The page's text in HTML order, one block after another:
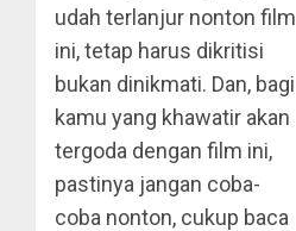
udah terlanjur nonton film
ini, tetap harus dikritisi
bukan dinikmati. Dan, bagi
kamu yang khawatir akan
tergoda dengan film ini,
pastinya jangan coba-
coba nonton, cukup baca